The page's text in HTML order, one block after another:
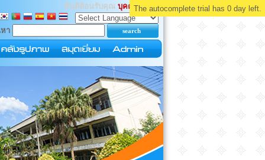
ยินดีต้อนรับคุณ บุคคลทั่วไป
า
The autocomplete trial has 0 day left.